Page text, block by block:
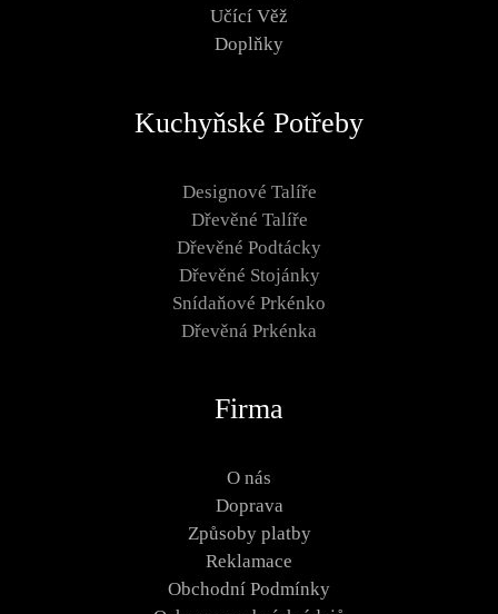
Učící Věž
Doplňky
Kuchyňské Potřeby
Designové Talíře
Dřevěné Talíře
Dřevěné Podtácky
Dřevěné Stojánky
Snídaňové Prkénko
Dřevěná Prkénka
Firma
O nás
Doprava
Způsoby platby
Reklamace
Obchodní Podmínky